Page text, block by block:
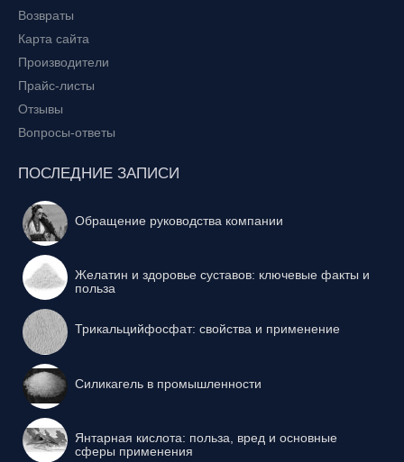
Возвраты
Карта сайта
Производители
Прайс-листы
Отзывы
Вопросы-ответы
ПОСЛЕДНИЕ ЗАПИСИ
Обращение руководства компании
Желатин и здоровье суставов: ключевые факты и
польза
Трикальцийфосфат: свойства и применение
Силикагель в промышленности
Янтарная кислота: польза, вред и основные
сферы применения